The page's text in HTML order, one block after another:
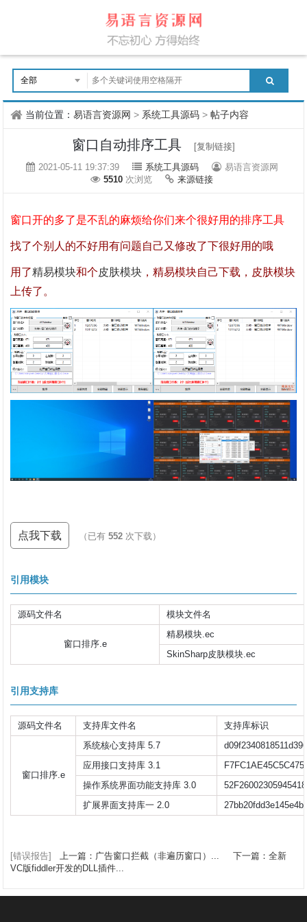
当前位置：易语言资源网 > 系统工具源码 >帖子内容
窗口自动排序工具
[复制链接]
2021-05-11 19:37:39
系统工具源码
易语言资源网
5510 次浏览 来源链接
窗口开的多了是不乱的麻烦给你们来个很好用的排序工具
找了个别人的不好用有问题自己又修改了下很好用的哦
用了精易模块和个皮肤模块 ，精易模块自己下载，皮肤模块
上传了。
点我下载 （已有552 次下载）
引用模块
源码文件名 模块文件名
窗口排序.e
精易模块.ec
SkinSharp皮肤模块.ec
引用支持库
源码文件名 支持库文件名 支持库标识
窗口排序.e
系统核心支持库 5.7
应用接口支持库 3.1
操作系统界面功能支持库 3.0
扩展界面支持库一 2.0
[错误报告] 上一篇：广告窗口拦截（非遍历窗口）...
下一篇：全新
VC版fiddler开发的DLL插件...